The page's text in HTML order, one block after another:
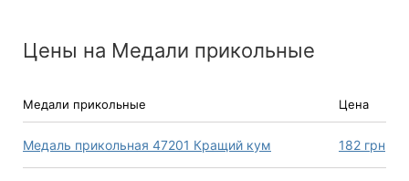
Цены на Медали прикольные
Медали прикольные Цена
Медаль прикольная 47201 Кращий кум 182 грн